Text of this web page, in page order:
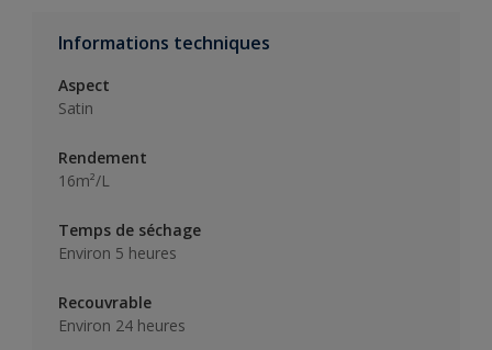
Informations techniques
Aspect
Satin
Rendement
16m²/L
Temps de séchage
Environ 5 heures
Recouvrable
Environ 24 heures